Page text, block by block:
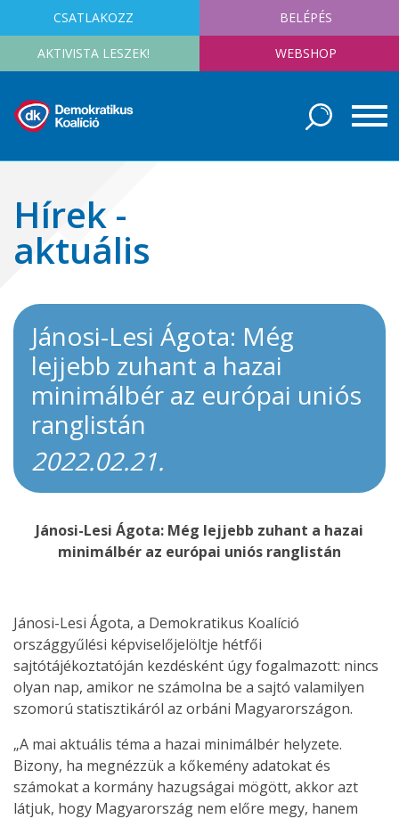
CSATLAKOZZ BELÉPÉS
AKTIVISTA LESZEK! WEBSHOP
Hírek -
aktuális
Jánosi-Lesi Ágota: Még
lejjebb zuhant a hazai
minimálbér az európai uniós
ranglistán
2022.02.21.
Jánosi-Lesi Ágota: Még lejjebb zuhant a hazai
minimálbér az európai uniós ranglistán
Jánosi-Lesi Ágota, a Demokratikus Koalíció
országgyűlési képviselőjelöltje hétfői
sajtótájékoztatóján kezdésként úgy fogalmazott: nincs
olyan nap, amikor ne számolna be a sajtó valamilyen
szomorú statisztikáról az orbáni Magyarországon.
„A mai aktuális téma a hazai minimálbér helyzete.
Bizony, ha megnézzük a kőkemény adatokat és
számokat a kormány hazugságai mögött, akkor azt
látjuk, hogy Magyarország nem előre megy, hanem